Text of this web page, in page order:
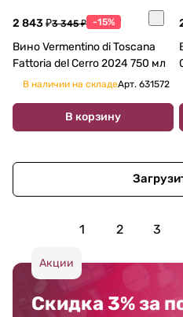
2 843 ₽3 345 ₽ -15%
Вино Vermentino di Toscana
Fattoria del Cerro 2024 750 мл
В наличии на складеАрт. 631572
В корзину
1 2 3
Акции
Скидка 3% за